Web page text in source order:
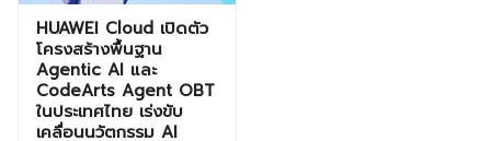
HUAWEI Cloud เปิดตัว
โครงสร้างพื้นฐาน
Agentic AI และ
CodeArts Agent OBT
ในประเทศไทย เร่งขับ
เคลื่อนนวัตกรรม AI